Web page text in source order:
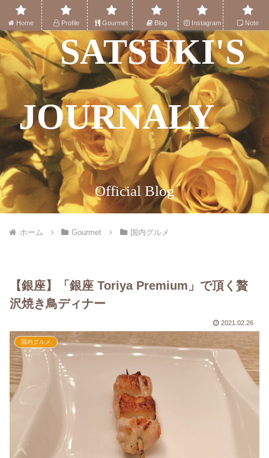
SATSUKI'S
JOURNALY
Official Blog
ホーム Gourmet 国内グルメ
【銀座】「銀座 Toriya Premium」で頂く贅
沢焼き鳥ディナー
2021.02.26
国内グルメ
Home Profile Gourmet Blog Instagram Note